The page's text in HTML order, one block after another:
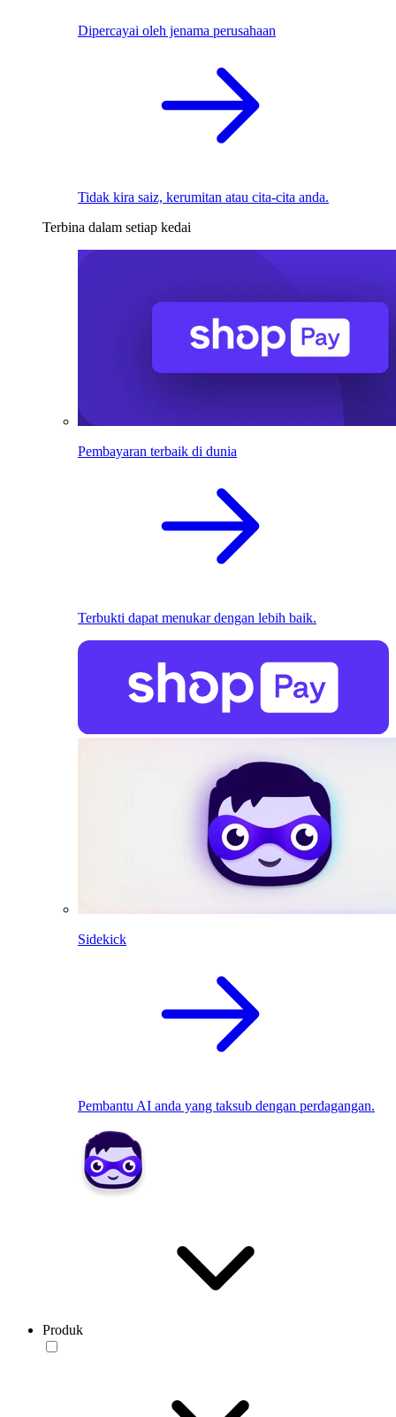
Dipercayai oleh jenama perusahaan
Tidak kira saiz, kerumitan atau cita-cita anda.
Terbina dalam setiap kedai
Pembayaran terbaik di dunia
Terbukti dapat menukar dengan lebih baik.
Sidekick
Pembantu AI anda yang taksub dengan perdagangan.
Produk